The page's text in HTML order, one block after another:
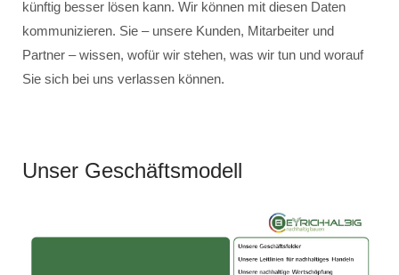
künftig besser lösen kann. Wir können mit diesen Daten
kommunizieren. Sie – unsere Kunden, Mitarbeiter und
Partner – wissen, wofür wir stehen, was wir tun und worauf
Sie sich bei uns verlassen können.
Unser Geschäftsmodell